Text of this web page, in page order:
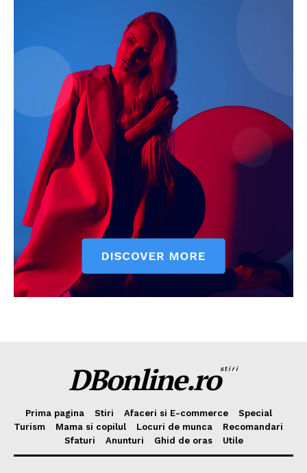
DBonline.rostiri
Prima pagina Stiri Afaceri si E-commerce
Special
Turism
Mama si copilul Locuri de munca
Recomandari
Sfaturi
Anunturi Ghid de oras Utile